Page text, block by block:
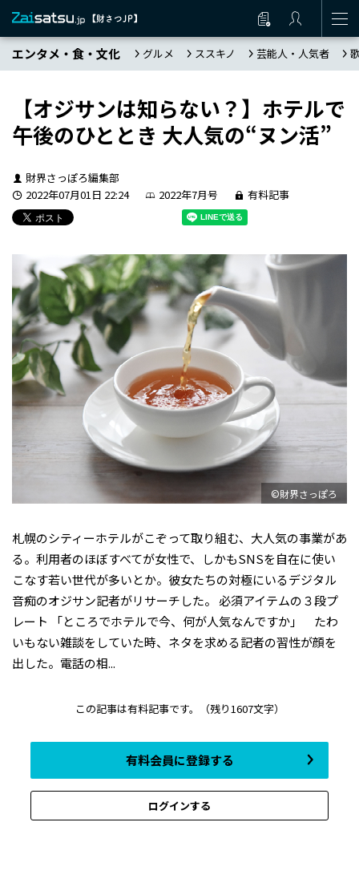
エンタメ・食・文化 グルメ ススキノ 芸能人・人気者
【オジサンは知らない？】ホテルで
午後のひととき 大人気の“ヌン活”
財界さっぽろ編集部
2022年07月01日 22:24
2022年7月号 有料記事
©財界さっぽろ
札幌のシティーホテルがこぞって取り組む、大人気の事業があ
る。利用者のほぼすべてが女性で、しかもSNSを自在に使い
こなす若い世代が多いとか。彼女たちの対極にいるデジタル
音痴のオジサン記者がリサーチした。 必須アイテムの３段プ
レート 「ところでホテルで今、何が人気なんですか」 たわ
いもない雑談をしていた時、ネタを求める記者の習性が顔を
出した。電話の相...
この記事は有料記事です。 （残り1607文字）
有料会員に登録する
ログインする